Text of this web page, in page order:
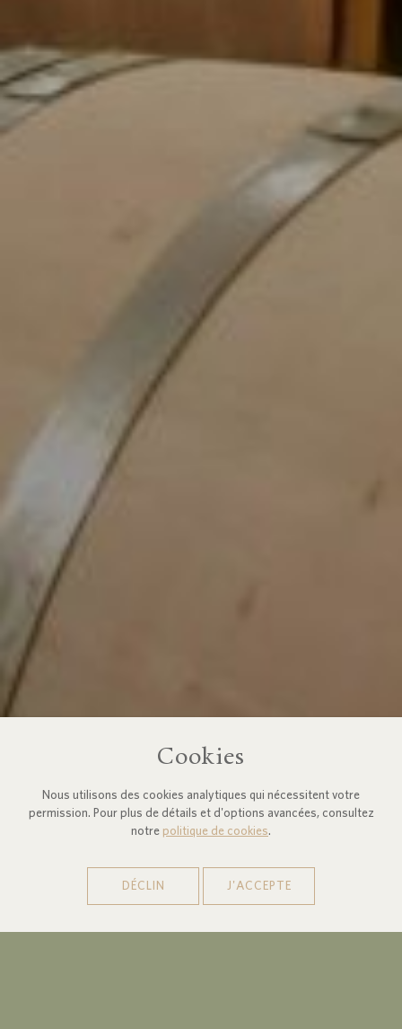
Cookies
Nous utilisons des cookies analytiques qui nécessitent votre
permission. Pour plus de détails et d'options avancées, consultez
notre politique de cookies.
DÉCLIN J'ACCEPTE